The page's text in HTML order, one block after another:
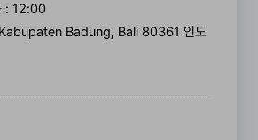
: 12:00
Badung, Bali 80361 인도